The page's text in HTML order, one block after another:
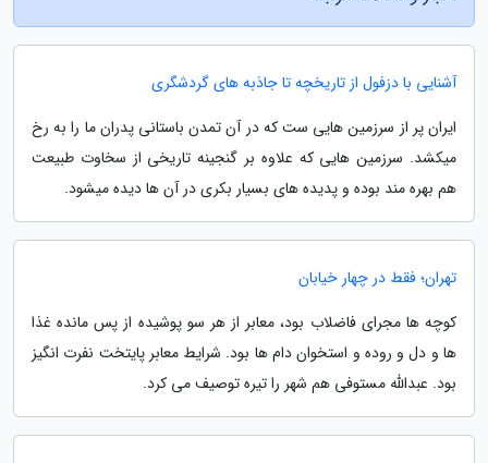
آشنایی با دزفول از تاریخچه تا جاذبه های گردشگری
ایران پر از سرزمین هایی ست که در آن تمدن باستانی پدران ما را به رخ
میکشد. سرزمین هایی که علاوه بر گنجینه تاریخی از سخاوت طبیعت
هم بهره مند بوده و پدیده های بسیار بکری در آن ها دیده میشود.
تهران؛ فقط در چهار خیابان
کوچه ها مجرای فاضلاب بود، معابر از هر سو پوشیده از پس مانده غذا
ها و دل و روده و استخوان دام ها بود. شرایط معابر پایتخت نفرت انگیز
بود. عبدالله مستوفی هم شهر را تیره توصیف می کرد.